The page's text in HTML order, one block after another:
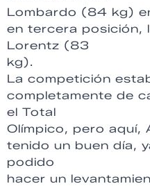
Lombardo (84 kg)
en tercera posición,
Lorentz (83
kg).
La competición
completamente de
el Total
Olímpico, pero aquí,
tenido un buen día,
podido
hacer un